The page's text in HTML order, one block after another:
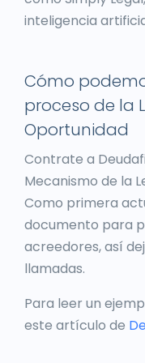
inteligencia
Cómo
proceso de la
Oportunidad
Contrate a
Mecanismo de la
Como primera
documento para
acreedores, así
llamadas.
Para leer un
este artículo de